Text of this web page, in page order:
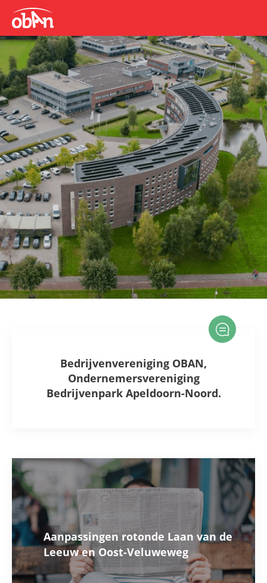
Bedrijvenvereniging OBAN,
Ondernemersvereniging
Bedrijvenpark Apeldoorn-Noord.
Aanpassingen rotonde Laan van de
Leeuw en Oost-Veluweweg